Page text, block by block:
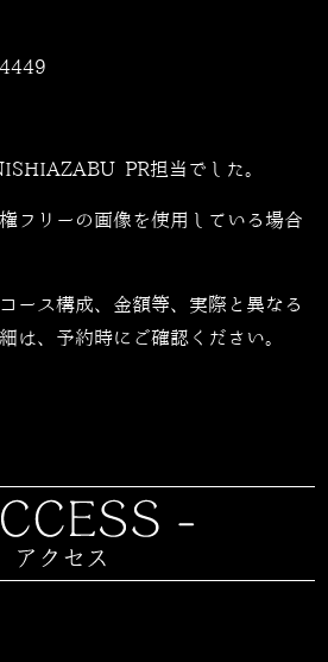
PR担当でした。
フリーの画像を使用している場合
ース構成、金額等、実際と異なる
は、予約時にご確認ください。